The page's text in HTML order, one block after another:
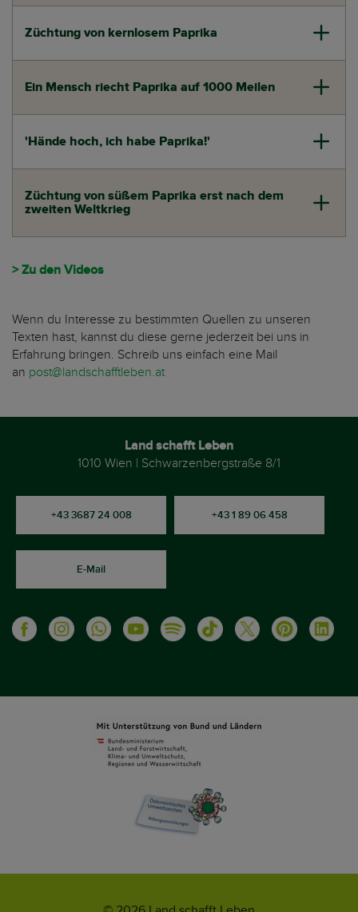
Züchtung von kernlosem Paprika
Ein Mensch riecht Paprika auf 1000 Meilen
'Hände hoch, ich habe Paprika!'
Züchtung von süßem Paprika erst nach dem
zweiten Weltkrieg
> Zu den Videos
Wenn du Interesse zu bestimmten Quellen zu unseren
Texten hast, kannst du diese gerne jederzeit bei uns in
Erfahrung bringen. Schreib uns einfach eine Mail
an post@landschafftleben.at
Land schafft Leben
1010 Wien | Schwarzenbergstraße 8/1
+43 3687 24 008 +43 1 89 06 458
E-Mail